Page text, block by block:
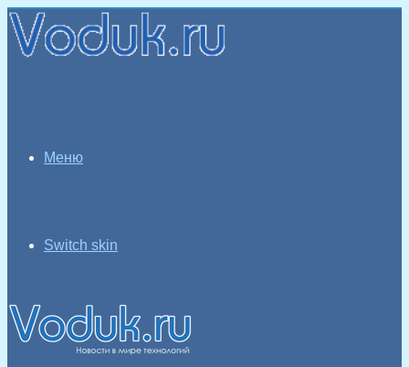
Меню
Switch skin